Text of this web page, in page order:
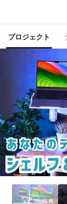
プロジェクト